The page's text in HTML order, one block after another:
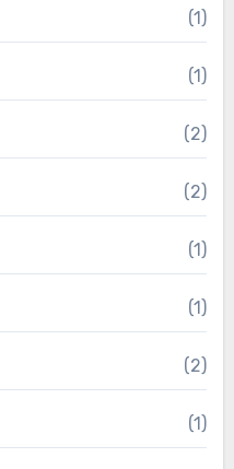
(1)
(1)
(2)
(2)
(1)
(1)
(2)
(1)